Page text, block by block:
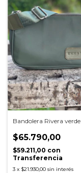
Bandolera Rivera verde
$65.790,00
$59.211,00 con
Transferencia
3 x $21.930,00 sin interés